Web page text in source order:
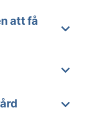
att få